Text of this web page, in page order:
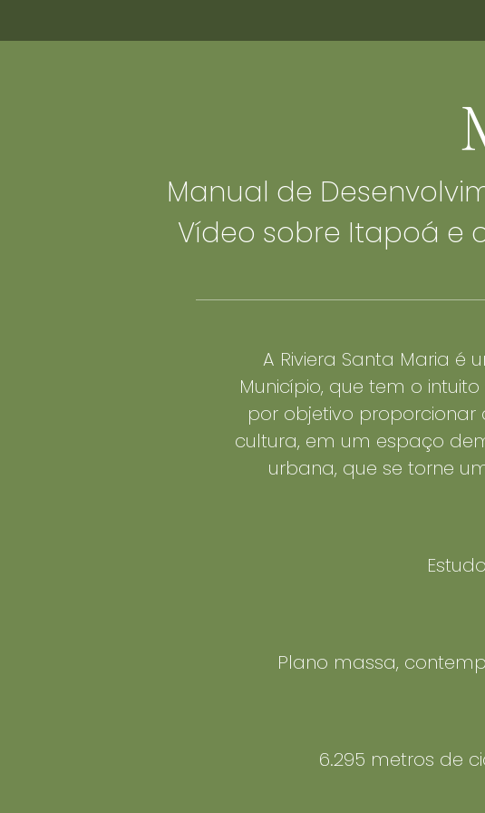
Manual de
Vídeo sobre Itapoá e
A Riviera Santa Maria
Município, que tem o
por objetivo
cultura, em um espaço
urbana, que se torne
Plano massa,
6.295 metros de